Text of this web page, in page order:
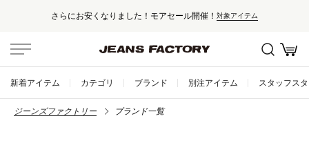
さらにお安くなりました！モアセール開催！ 対象アイテム
新着アイテム カテゴリ ブランド 別注アイテム スタッフス
ジーンズファクトリー ブランド一覧